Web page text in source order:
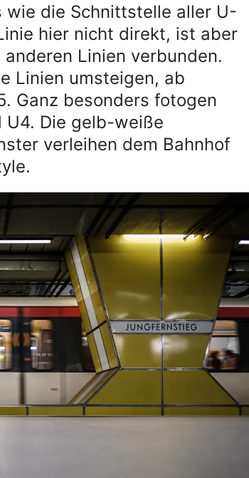
die Schnittstelle aller U-
hier nicht direkt, ist aber
Linien verbunden.
Linien umsteigen, ab
Ganz besonders fotogen
U4. Die gelb-weiße
verleihen dem Bahnhof